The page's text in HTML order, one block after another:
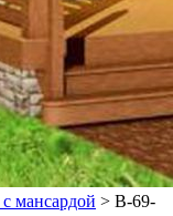
мансардой > В-69-